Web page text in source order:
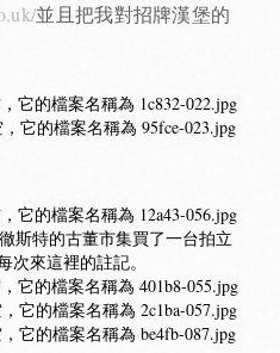
/並且把我對招牌漢堡的
斯特的古董市集買了一台拍立
次來這裡的註記。